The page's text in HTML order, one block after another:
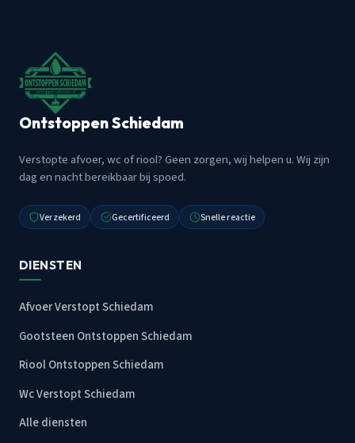
Ontstoppen Schiedam
Verstopte afvoer, wc of riool? Geen zorgen, wij helpen u. Wij zijn
dag en nacht bereikbaar bij spoed.
Verzekerd Gecertificeerd Snelle reactie
DIENSTEN
Afvoer Verstopt Schiedam
Gootsteen Ontstoppen Schiedam
Riool Ontstoppen Schiedam
Wc Verstopt Schiedam
Alle diensten